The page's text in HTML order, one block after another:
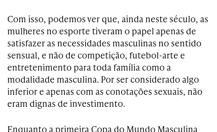
Com isso, podemos ver que, ainda neste século, as
mulheres no esporte tiveram o papel apenas de
satisfazer as necessidades masculinas no sentido
sensual, e não de competição, futebol-arte e
entretenimento para toda família como a
modalidade masculina. Por ser considerado algo
inferior e apenas com as conotações sexuais, não
eram dignas de investimento.
Enquanto a primeira Copa do Mundo Masculina